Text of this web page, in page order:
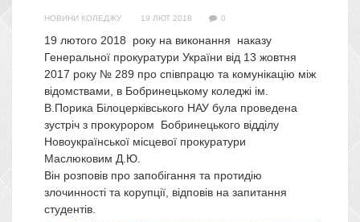
НОВИНИ КОЛЕДЖУ 19 ЛЮТ 2018 0
19 лютого 2018 року на виконання наказу
Генеральної прокуратури України від 13 жовтня
2017 року № 289 про співпрацю та комунікацію між
відомствами, в Бобринецькому коледжі ім.
В.Порика Білоцерківського НАУ була проведена
зустріч з прокурором Бобринецького відділу
Новоукраїнської місцевої прокуратури
Маслюковим Д.Ю.
Він розповів про запобігання та протидію
злочинності та корупції, відповів на запитання
студентів.